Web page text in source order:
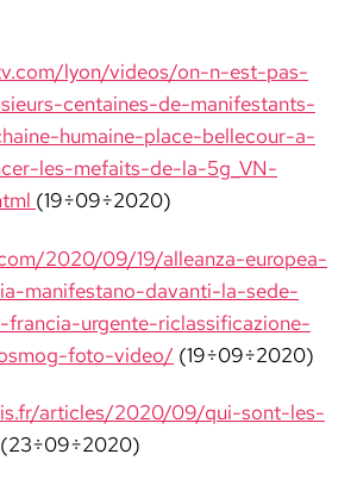
lyon/videos/on-n-est-pas-
centaines-de-manifestants-
humaine-place-bellecour-a-
les-mefaits-de-la-5g_VN-
(19÷09÷2020)
2020/09/19/alleanza-europea-
manifestano-davanti-la-sede-
urgente-riclassificazione-
foto-video/ (19÷09÷2020)
articles/2020/09/qui-sont-les-
(23÷09÷2020)